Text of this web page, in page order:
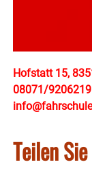
Hofstatt 15,
08071/9206219
Teilen